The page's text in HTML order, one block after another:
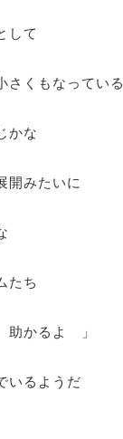
して
くもなっている
かな
みたいに
たち
かるよ 」
いるようだ